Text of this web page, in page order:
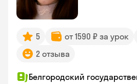
5 от 1590 ₽ за урок
2 отзыва
Белгородский